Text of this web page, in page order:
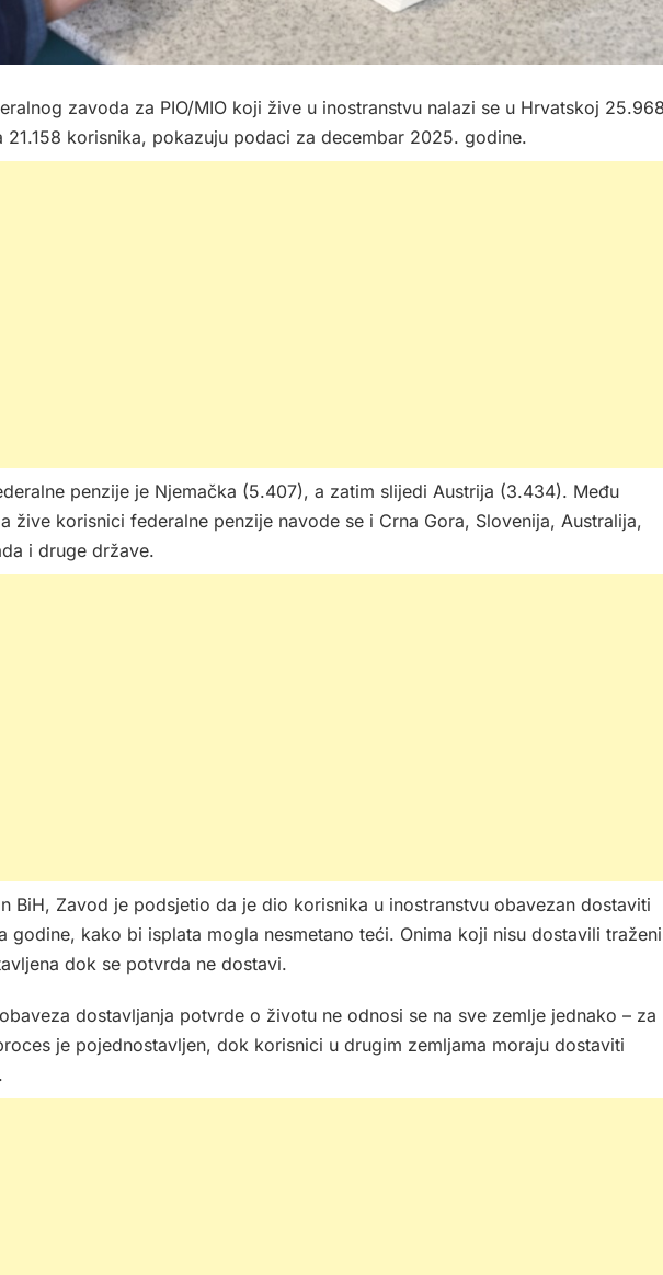
zavoda za PIO/MIO koji žive u inostranstvu nalazi se u Hrvatskoj
korisnika, pokazuju podaci za decembar 2025. godine.
penzije je Njemačka (5.407), a zatim slijedi Austrija (3.434). Među
žive korisnici federalne penzije navode se i Crna Gora, Slovenija, Australija,
i druge države.
BiH, Zavod je podsjetio da je dio korisnika u inostranstvu obavezan dostaviti
kako bi isplata mogla nesmetano teći. Onima koji nisu dostavili traženi
dok se potvrda ne dostavi.
dostavljanja potvrde o životu ne odnosi se na sve zemlje jednako – za
je pojednostavljen, dok korisnici u drugim zemljama moraju dostaviti